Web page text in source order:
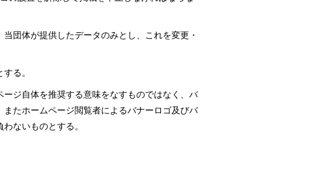
団体が提供したデータのみとし、これを変更・
る。
ジ自体を推奨する意味をなすものではなく、バ
たホームページ閲覧者によるバナーロゴ及びバ
ないものとする。